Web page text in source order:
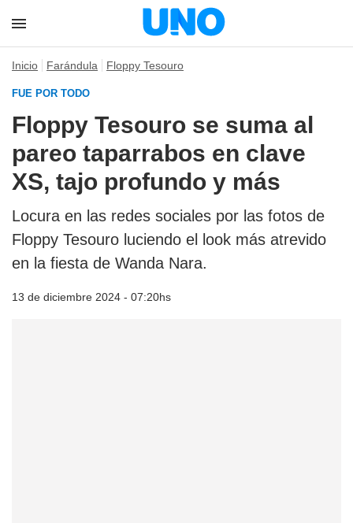
Inicio Farándula Floppy Tesouro
FUE POR TODO
Floppy Tesouro se suma al
pareo taparrabos en clave
XS, tajo profundo y más
Locura en las redes sociales por las fotos de
Floppy Tesouro luciendo el look más atrevido
en la fiesta de Wanda Nara.
13 de diciembre 2024 - 07:20hs